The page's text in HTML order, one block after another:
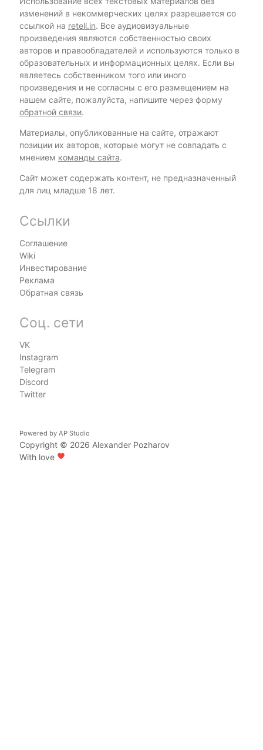
изменений в некоммерческих целях разрешается со
ссылкой на retell.in. Все аудиовизуальные
произведения являются собственностью своих
авторов и правообладателей и используются только в
образовательных и информационных целях. Если вы
являетесь собственником того или иного
произведения и не согласны с его размещением на
нашем сайте, пожалуйста, напишите через форму
обратной связи.
Материалы, опубликованные на сайте, отражают
позиции их авторов, которые могут не совпадать с
мнением команды сайта.
Сайт может содержать контент, не предназначенный
для лиц младше 18 лет.
Ссылки
Соглашение
Wiki
Инвестирование
Реклама
Обратная связь
Соц. сети
VK
Instagram
Telegram
Discord
Twitter
Powered by AP Studio
Copyright © 2026 Alexander Pozharov
With love favorite